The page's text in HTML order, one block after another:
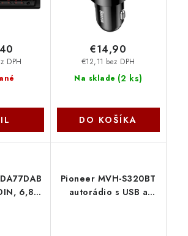
DPH
Na sklade (2 ks)
€12,11 bez DPH
€14,90
DO KOŠÍKA
6,8''
Pioneer MVH-S320BT
autorádio s USB a